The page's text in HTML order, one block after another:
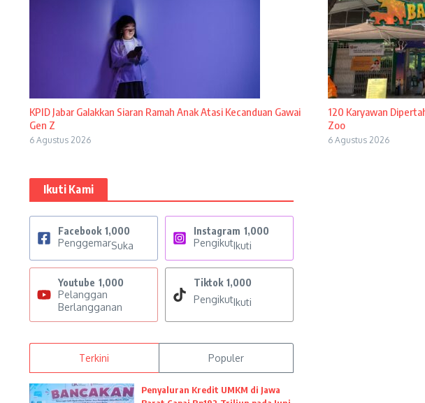
KPID Jabar Galakkan Siaran Ramah Anak Atasi Kecanduan Gawai
Gen Z
6 Agustus 2026
120 Karyawan
Zoo
6 Agustus 2026
Ikuti Kami
Facebook 1,000
PenggemarSuka
Instagram 1,000
PengikutIkuti
Youtube 1,000
Pelanggan
Berlangganan
Tiktok 1,000
PengikutIkuti
Terkini Populer
Penyaluran Kredit UMKM di Jawa